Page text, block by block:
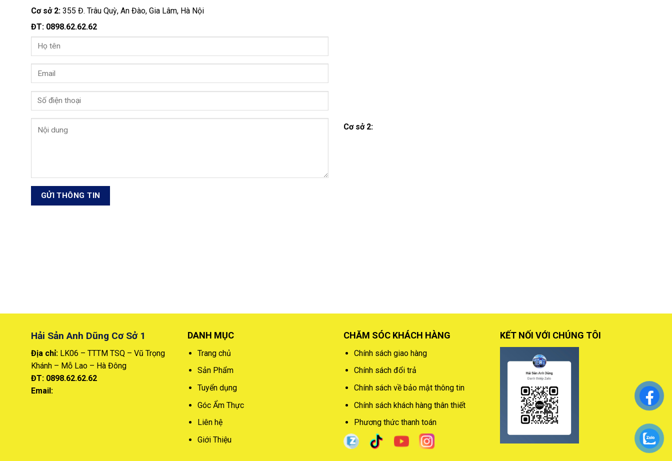
Cơ sở 2: 355 Đ. Trâu Quỳ, An Đào, Gia Lâm, Hà Nội
ĐT: 0898.62.62.62
Cơ sở 2:
Hải Sản Anh Dũng Cơ Sở 1
Địa chỉ: LK06 – TTTM TSQ – Vũ Trọng
Khánh – Mỗ Lao – Hà Đông
ĐT: 0898.62.62.62
Email:
DANH MỤC
Trang chủ
Sản Phẩm
Tuyển dụng
Góc Ẩm Thực
Liên hệ
Giới Thiệu
CHĂM SÓC KHÁCH HÀNG
Chính sách giao hàng
Chính sách đổi trả
Chính sách về bảo mật thông tin
Chính sách khách hàng thân thiết
Phương thức thanh toán
KẾT NỐI VỚI CHÚNG TÔI